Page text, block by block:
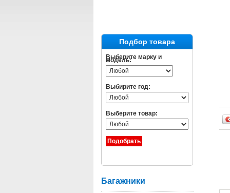
Подбор товара
Выберите марку и
модель:
Выбирите год:
Выберите товар:
Багажники